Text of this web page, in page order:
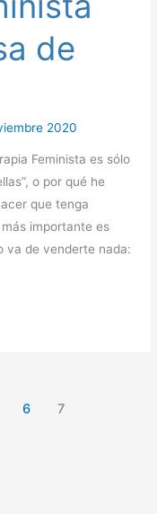
de
2020
Feminista es sólo
o por qué he
que tenga
importante es
va de venderte nada:
6 7